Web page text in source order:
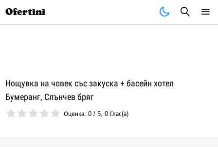
Ofertini
Нощувка на човек със закуска + басейн хотел
Бумеранг, Слънчев бряг
Оценка:0 /5,0 Глас(а)